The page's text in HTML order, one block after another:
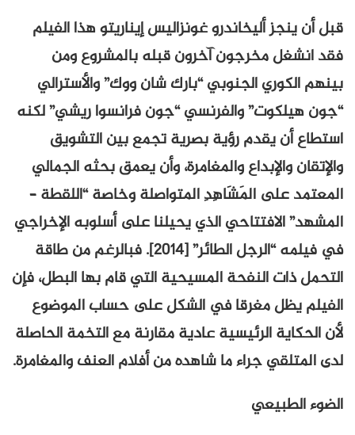
قبل أن ينجز أليخاندرو غونزاليس إيناريتو هذا الفيلم
فقد انشغل مخرجون آخرون قبله بالمشروع ومن
بينهم الكوري الجنوبي “بارك شان ووك” والأسترالي
“جون هيلكوت” والفرنسي “جون فرانسوا ريشي” لكنه
استطاع أن يقدم رؤية بصرية تجمع بين التشويق
والإتقان والإبداع والمغامرة، وأن يعمق بحثه الجمالي
المعتمد على المَشَاهِدِ المتواصلة وخاصة “اللقطة –
المشهد” الافتتاحي الذي يحيلنا على أسلوبه الإخراجي
في فيلمه “الرجل الطائر” [2014]. فبالرغم من طاقة
التحمل ذات النفحة المسيحية التي قام بها البطل، فإن
الفيلم يظل مغرقا في الشكل على حساب الموضوع
لأن الحكاية الرئيسية عادية مقارنة مع التخمة الحاصلة
لدى المتلقي جراء ما شاهده من أفلام العنف والمغامرة.
الضوء الطبيعي